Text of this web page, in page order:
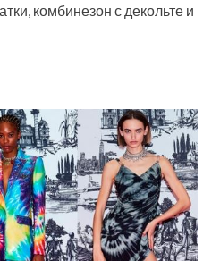
комбинезон с декольте и